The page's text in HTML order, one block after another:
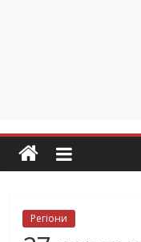
Регіони